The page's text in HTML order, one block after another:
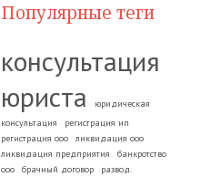
Популярные теги
консультация
юриста
юридическая
консультация
регистрация ип
регистрация ооо
ликвидация ооо
ликвидация предприятия
банкротство
ооо
брачный договор
развод.